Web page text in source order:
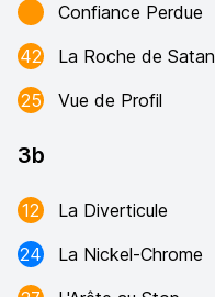
Confiance Perdue
42
La Roche de Satan
25
Vue de Profil
3b
12 La Diverticule
24
La Nickel-Chrome